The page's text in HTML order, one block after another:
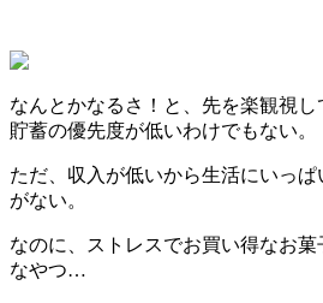
なんとかなるさ！と、先を楽観視し
貯蓄の優先度が低いわけでもない。
ただ、収入が低いから生活にいっ
がない。
なのに、ストレスでお買い得なお
なやつ…